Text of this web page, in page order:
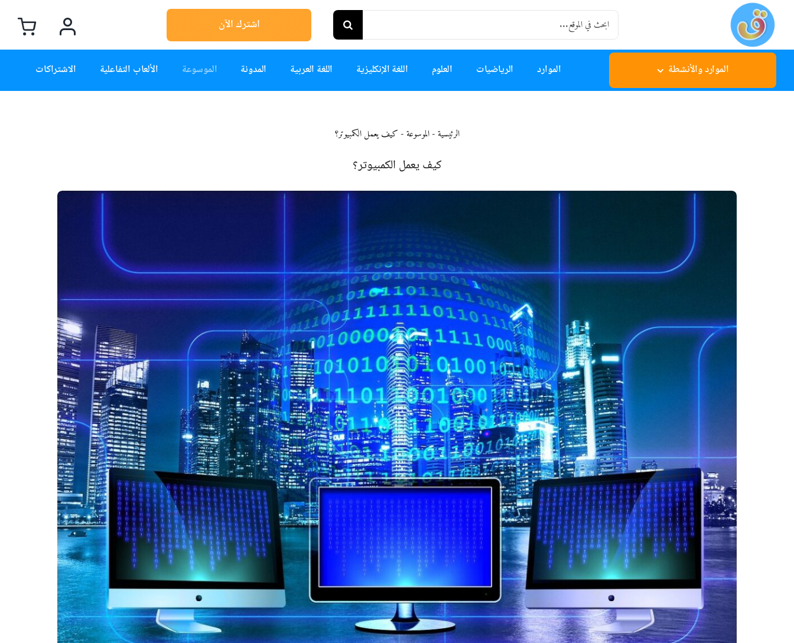
content
Search
for:
اشترك الآن
الموارد والأنشطة الموارد الرياضيات العلوم اللغة الإنكليزية اللغة العربية المدونة الموسوعة الألعاب التفاعلية الاشتراكات
الرئيسية-الموسوعة- كيف يعمل الكمبيوتر؟
كيف يعمل الكمبيوتر؟